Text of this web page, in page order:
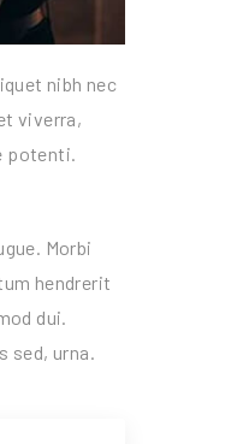
nibh nec
viverra,
potenti.
Morbi
hendrerit
dui.
sed, urna.